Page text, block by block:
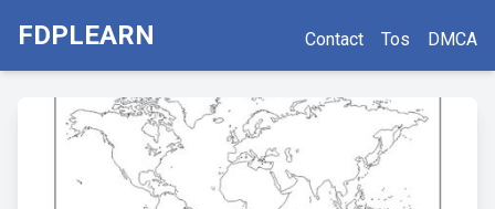
FDPLEARN Contact Tos DMCA